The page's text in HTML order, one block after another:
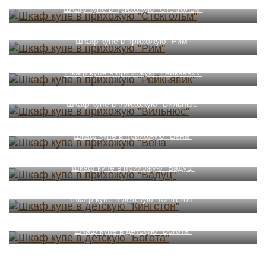
Шкаф купе в прихожую "Стокгольм"
Шкаф купе в прихожую "Рим"
Шкаф купе в прихожую "Рейкьявик"
Шкаф купе в прихожую "Вильнюс"
Шкаф купе в прихожую "Вена"
Шкаф купе в прихожую "Вадуц"
Шкаф купе в детскую "Кингстон"
Шкаф купе в детскую "Богота"